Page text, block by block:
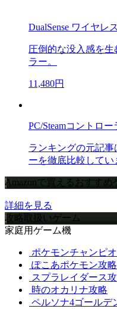
DualSense ワイヤレ
圧倒的な没入感を生
ラー。
11,480円
PC/Steamコントロ
ランキングの元記
ーを徹底比較してい
Amazonで買えるおすすめ
詳細を見る
攻略取扱いゲーム
家庭用ゲーム機
ポケモンチャンピ
ぽこあポケモン攻略
スプラレイダース
時のオカリナ攻略
ペルソナ4ゴールデ